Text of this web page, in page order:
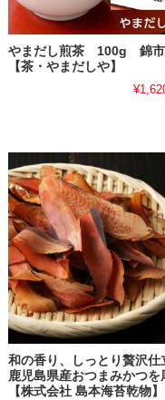
やまだし煎茶 100g 錦
【茶・やまだしや】
和の香り、しっとり贅沢
鹿児島県産おつまみかつを
【株式会社 島本海苔乾物】